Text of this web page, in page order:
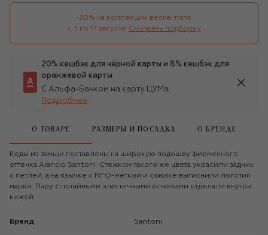
-30% на коллекции весна-лето
с 3 по 17 августа! Смотреть подборку
20% кешбэк для чёрной карты и 8% кешбэк для
оранжевой карты
С Альфа-Банком на карту ЦУМа
Подробнее
О ТОВАРЕ РАЗМЕРЫ И ПОСАДКА О БРЕНДЕ
Кеды из замши поставлены на широкую подошву фирменного
оттенка Arancio Santoni. Стежком такого же цвета украсили задник
с петлей, а на язычке с RFID-меткой и союзке вытиснили логотип
марки. Пару с потайными эластичными вставками отделали внутри
кожей.
Бренд Santoni